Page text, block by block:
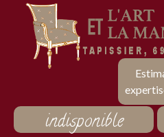
indisponible